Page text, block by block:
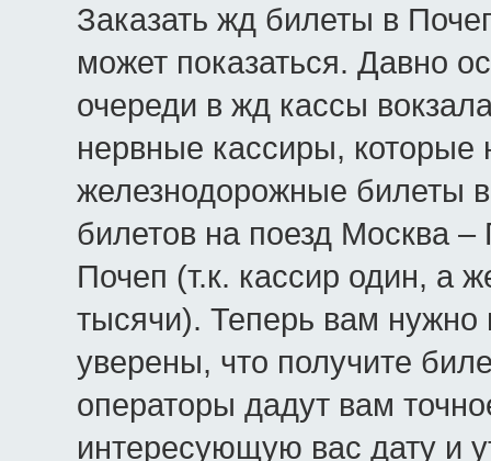
Заказать жд билеты в
может показаться. Давно
очереди в жд кассы
нервные кассиры, которые
железнодорожные билеты
билетов на поезд Москва
Почеп (т.к. кассир один, а
тысячи). Теперь вам нужно
уверены, что получите
операторы дадут вам
интересующую вас дату и